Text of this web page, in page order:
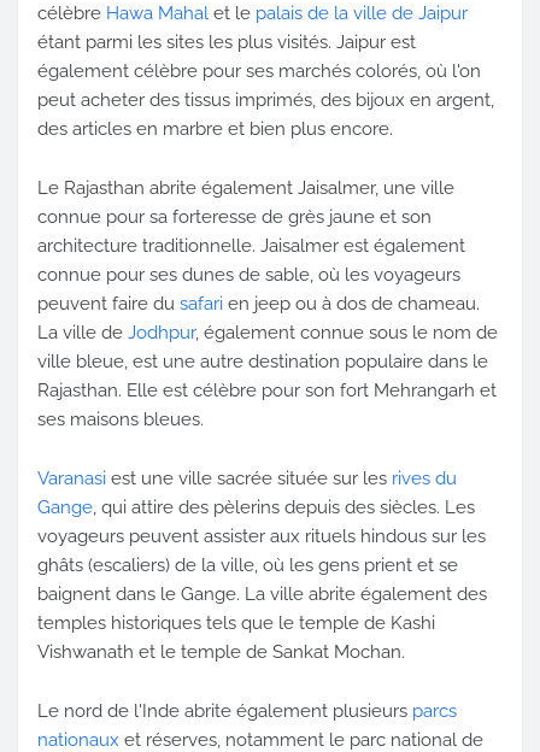
célèbre Hawa Mahal et le palais de la ville de Jaipur
étant parmi les sites les plus visités. Jaipur est
également célèbre pour ses marchés colorés, où l'on
peut acheter des tissus imprimés, des bijoux en argent,
des articles en marbre et bien plus encore.
Le Rajasthan abrite également Jaisalmer, une ville
connue pour sa forteresse de grès jaune et son
architecture traditionnelle. Jaisalmer est également
connue pour ses dunes de sable, où les voyageurs
peuvent faire du safari en jeep ou à dos de chameau.
La ville de Jodhpur, également connue sous le nom de
ville bleue, est une autre destination populaire dans le
Rajasthan. Elle est célèbre pour son fort Mehrangarh et
ses maisons bleues.
Varanasi est une ville sacrée située sur les rives du
Gange, qui attire des pèlerins depuis des siècles. Les
voyageurs peuvent assister aux rituels hindous sur les
ghâts (escaliers) de la ville, où les gens prient et se
baignent dans le Gange. La ville abrite également des
temples historiques tels que le temple de Kashi
Vishwanath et le temple de Sankat Mochan.
Le nord de l'Inde abrite également plusieurs parcs
nationaux et réserves, notamment le parc national de